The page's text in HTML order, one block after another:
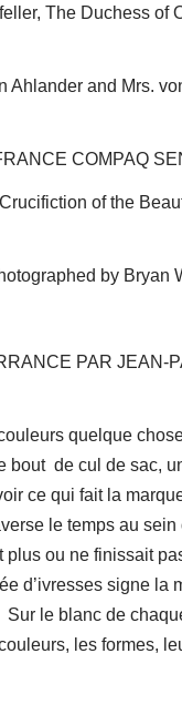
The Duchess of
and Mrs.
COMPAQ
of the
by Bryan
PAR JEAN-
quelque
bout de cul de sac,
ce qui fait la
le temps au
ou ne finissait
d’ivresses signe la
le blanc de
les formes,